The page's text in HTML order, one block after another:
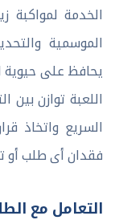
الخدمة لمواكبة
الموسمية
يحافظ على حيوية
اللعبة توازن بين
السريع واتخاذ
فقدان أى طلب أو
التعامل مع